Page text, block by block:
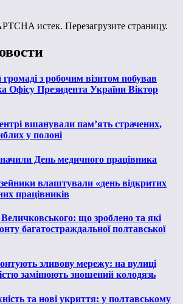
истек. Перезагрузите страницу.
з робочим візитом побував
Офісу Президента України Віктор
вшанували пам’ять страчених,
у полоні
День медичного працівника
влаштували «день відкритих
працівників
що зроблено та які
багатостраждальної полтавської
зливову мережу: на вулиці
замінюють зношений колодязь
та нові укриття: у полтавському